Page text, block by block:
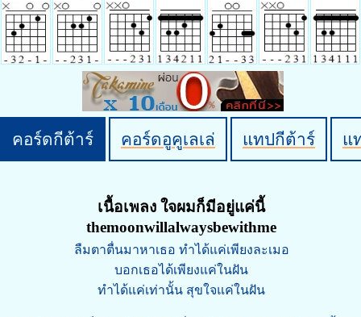
คอร์ดกีต้าร์ คอร์ดอูคูเลเล่ แทปกีต้าร์ แ
เนื้อเพลง ใจผมก็มีอยู่แค่นี้
themoonwillalwaysbewithme
ลืมตาตื่นมาหาเธอ ทำได้แค่เพียงละเมอ
บอกเธอได้เพียงแค่ในฝัน
ทำได้แค่เท่านั้น สุขใจแค่ในฝัน